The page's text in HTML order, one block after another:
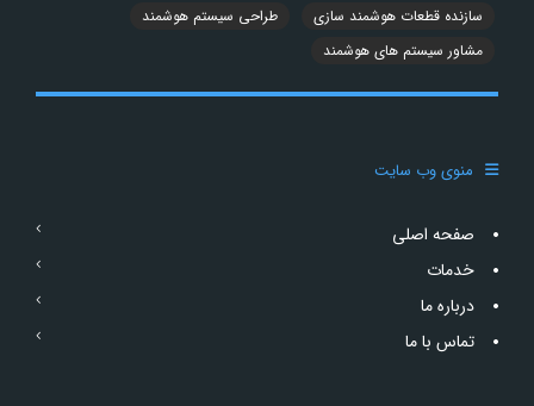
سازنده قطعات هوشمند سازی
طراحی سیستم هوشمند
مشاور سیستم های هوشمند
منوی وب سایت
صفحه اصلی
خدمات
درباره ما
تماس با ما